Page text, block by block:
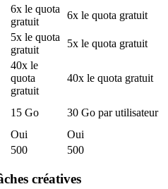
6x le quota
gratuit
6x le quota gratuit
5x le quota
gratuit
5x le quota gratuit
40x le
quota
gratuit
40x le quota gratuit
15 Go
30 Go par utilisateur
Oui
Oui
500 500
créatives